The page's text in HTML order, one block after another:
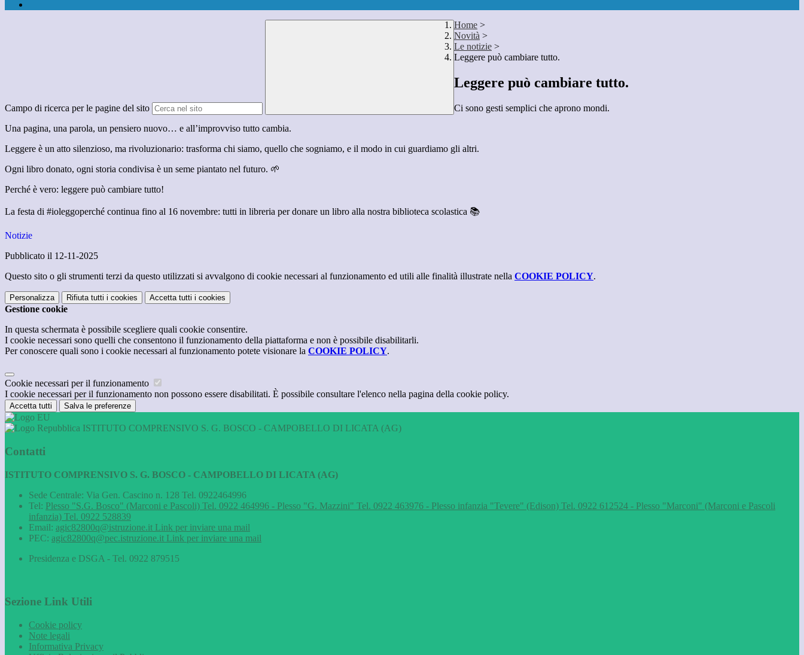
Campo di ricerca per le pagine del sito
Home >
Novità >
Le notizie >
Leggere può cambiare tutto.
Leggere può cambiare tutto.
Ci sono gesti semplici che aprono mondi.
Una pagina, una parola, un pensiero nuovo… e all’improvviso tutto cambia.
Leggere è un atto silenzioso, ma rivoluzionario: trasforma chi siamo, quello che sogniamo, e il modo in cui guardiamo gli altri.
Ogni libro donato, ogni storia condivisa è un seme piantato nel futuro. 🌱
Perché è vero: leggere può cambiare tutto!
La festa di #ioleggoperché continua fino al 16 novembre: tutti in libreria per donare un libro alla nostra biblioteca scolastica 📚
Notizie
Pubblicato il 12-11-2025
Questo sito o gli strumenti terzi da questo utilizzati si avvalgono di cookie necessari al funzionamento ed utili alle finalità illustrate nella COOKIE POLICY.
Personalizza Rifiuta tutti i cookies Accetta tutti i cookies
Gestione cookie
In questa schermata è possibile scegliere quali cookie consentire.
I cookie necessari sono quelli che consentono il funzionamento della piattaforma e non è possibile disabilitarli.
Per conoscere quali sono i cookie necessari al funzionamento potete visionare la COOKIE POLICY.
Cookie necessari per il funzionamento
I cookie necessari per il funzionamento non possono essere disabilitati. È possibile consultare l'elenco nella pagina della cookie policy.
Accetta tutti Salva le preferenze
ISTITUTO COMPRENSIVO S. G. BOSCO - CAMPOBELLO DI LICATA (AG)
Contatti
ISTITUTO COMPRENSIVO S. G. BOSCO - CAMPOBELLO DI LICATA (AG)
Sede Centrale: Via Gen. Cascino n. 128 Tel. 0922464996
Tel: Plesso "S.G. Bosco" (Marconi e Pascoli) Tel. 0922 464996 - Plesso "G. Mazzini" Tel. 0922 463976 - Plesso infanzia "Tevere" (Edison) Tel. 0922 612524 - Plesso "Marconi" (Marconi e Pascoli
infanzia) Tel. 0922 528839
Email: agic82800q@istruzione.it Link per inviare una mail
PEC: agic82800q@pec.istruzione.it Link per inviare una mail
Presidenza e DSGA - Tel. 0922 879515
Sezione Link Utili
Cookie policy
Note legali
Informativa Privacy